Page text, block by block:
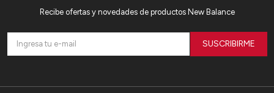
Recibe ofertas y novedades de productos New Balance
SUSCRIBIRME